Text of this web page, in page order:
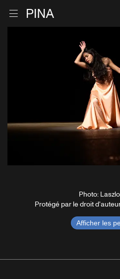
Ouvrir le menu Retour à la page
Photo:
Protégé par le droit
Afficher les